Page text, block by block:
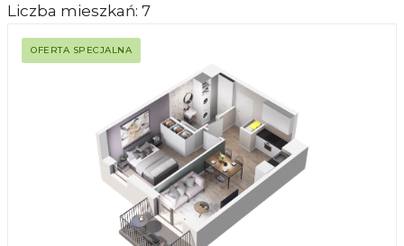
Liczba mieszkań: 7
OFERTA SPECJALNA